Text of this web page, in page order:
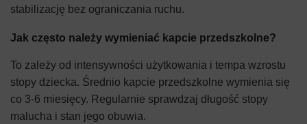
stabilizację bez ograniczania ruchu.
Jak często należy wymieniać kapcie przedszkolne?
To zależy od intensywności użytkowania i tempa wzrostu
stopy dziecka. Średnio kapcie przedszkolne wymienia się
co 3-6 miesięcy. Regularnie sprawdzaj długość stopy
malucha i stan jego obuwia.